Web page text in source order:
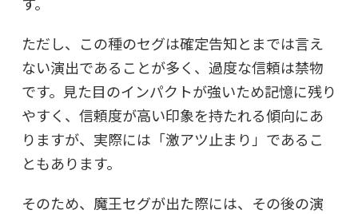
ただし、この種のセグは確定告知とまでは言え
ない演出であることが多く、過度な信頼は禁物
です。見た目のインパクトが強いため記憶に残り
やすく、信頼度が高い印象を持たれる傾向にあ
りますが、実際には「激アツ止まり」であるこ
ともあります。
そのため、魔王セグが出た際には、その後の演